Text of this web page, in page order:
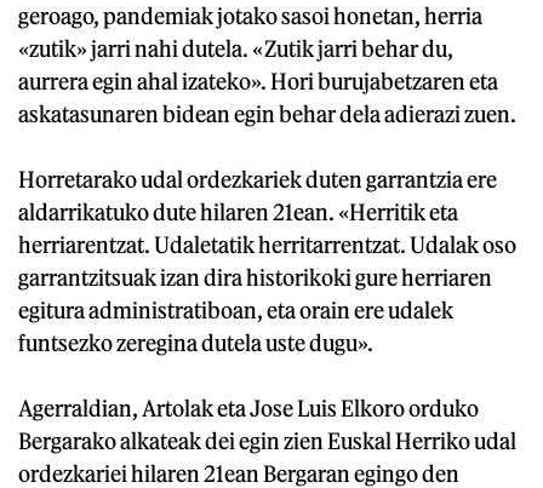
geroago, pandemiak jotako sasoi honetan, herria
«zutik» jarri nahi dutela. «Zutik jarri behar du,
aurrera egin ahal izateko». Hori burujabetzaren eta
askatasunaren bidean egin behar dela adierazi zuen.
Horretarako udal ordezkariek duten garrantzia ere
aldarrikatuko dute hilaren 21ean. «Herritik eta
herriarentzat. Udaletatik herritarrentzat. Udalak oso
garrantzitsuak izan dira historikoki gure herriaren
egitura administratiboan, eta orain ere udalek
funtsezko zeregina dutela uste dugu».
Agerraldian, Artolak eta Jose Luis Elkoro orduko
Bergarako alkateak dei egin zien Euskal Herriko udal
ordezkariei hilaren 21ean Bergaran egingo den